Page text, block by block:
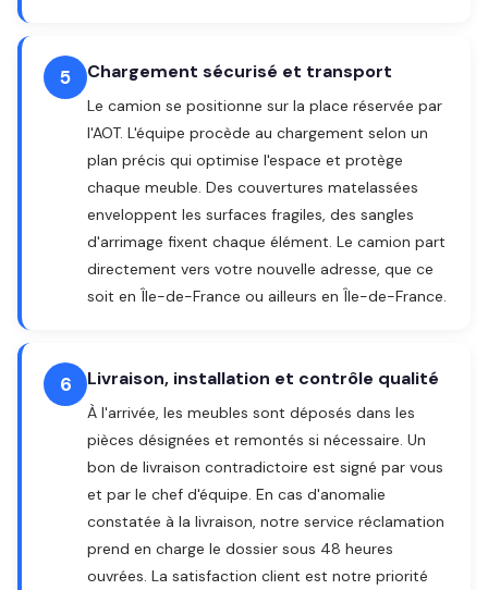
5 Chargement sécurisé et transport
Le camion se positionne sur la place réservée par
l'AOT. L'équipe procède au chargement selon un
plan précis qui optimise l'espace et protège
chaque meuble. Des couvertures matelassées
enveloppent les surfaces fragiles, des sangles
d'arrimage fixent chaque élément. Le camion part
directement vers votre nouvelle adresse, que ce
soit en Île-de-France ou ailleurs en Île-de-France.
6 Livraison, installation et contrôle qualité
À l'arrivée, les meubles sont déposés dans les
pièces désignées et remontés si nécessaire. Un
bon de livraison contradictoire est signé par vous
et par le chef d'équipe. En cas d'anomalie
constatée à la livraison, notre service réclamation
prend en charge le dossier sous 48 heures
ouvrées. La satisfaction client est notre priorité